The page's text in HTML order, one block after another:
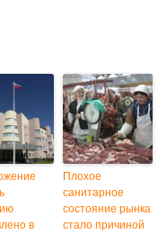
в
Плохое
санитарное
состояние рынка
стало причиной